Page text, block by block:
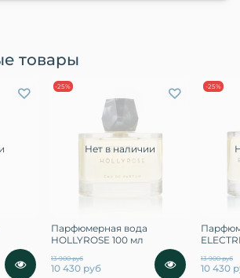
товары
Нет в наличии
-25%
Парфюмерная вода
HOLLYROSE 100 мл
13 900 руб
10 430 руб
-25%
13 900 руб
10 430